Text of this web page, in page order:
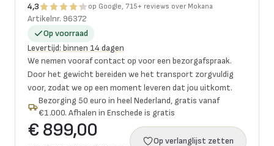
4,3 op Google, 715+ reviews over Mokana
Artikelnr. 96372
Op voorraad
Levertijd: binnen 14 dagen
We nemen vooraf contact op voor een bezorgafspraak.
Door het gewicht bereiden we het transport zorgvuldig
voor, zodat we op een moment leveren dat jou uitkomt.
Bezorging 50 euro in heel Nederland, gratis vanaf
€1.000. Afhalen in Enschede is gratis
€ 899,00
Op verlanglijst zetten